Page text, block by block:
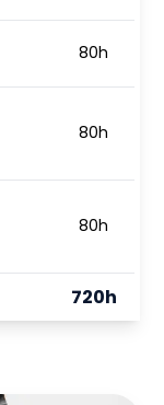
80h
80h
80h
720h